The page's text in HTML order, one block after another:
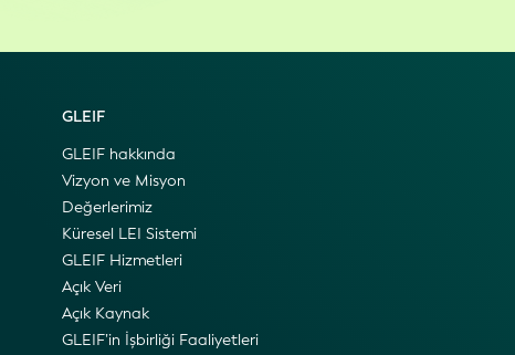
GLEIF
GLEIF hakkında
Vizyon ve Misyon
Değerlerimiz
Küresel LEI Sistemi
GLEIF Hizmetleri
Açık Veri
Açık Kaynak
GLEIF’in İşbirliği Faaliyetleri